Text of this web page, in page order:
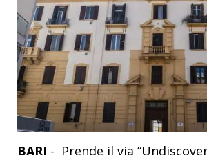
BARI - Prende il via